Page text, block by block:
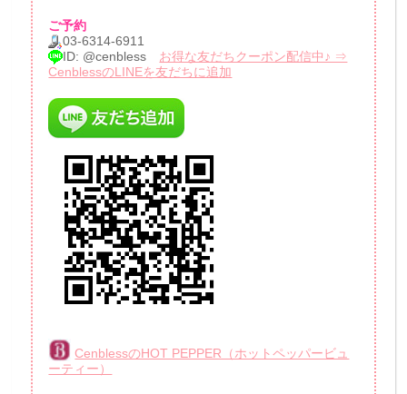
ご予約
03-6314-6911
ID: @cenbless お得な友だちクーポン配信中♪ ⇒
CenblessのLINEを友だちに追加
CenblessのHOT PEPPER（ホットペッパービュ
ーティー）